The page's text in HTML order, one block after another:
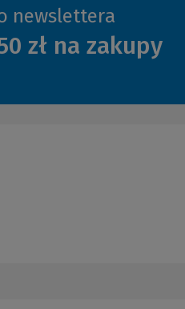
newslettera
zł na zakupy